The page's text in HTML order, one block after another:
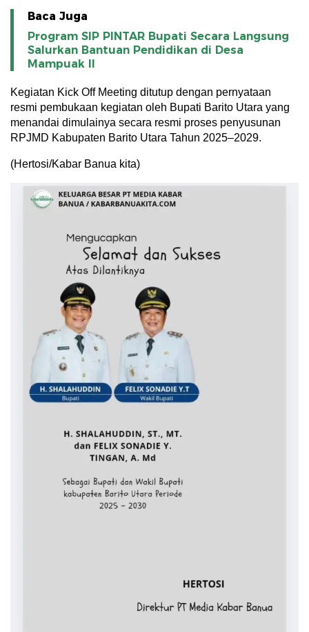
Baca Juga
Program SIP PINTAR Bupati Secara Langsung
Salurkan Bantuan Pendidikan di Desa
Mampuak ll
Kegiatan Kick Off Meeting ditutup dengan pernyataan
resmi pembukaan kegiatan oleh Bupati Barito Utara yang
menandai dimulainya secara resmi proses penyusunan
RPJMD Kabupaten Barito Utara Tahun 2025–2029.
(Hertosi/Kabar Banua kita)